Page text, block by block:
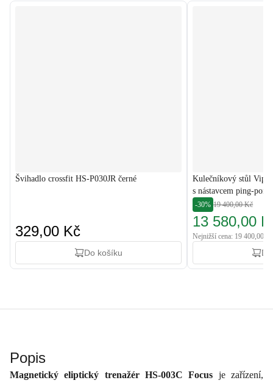
Švihadlo crossfit HS-P030JR černé
329,00 Kč
Do košíku
Kulečníkový stůl Vip
s nástavcem ping-
-30% 19 400,00 Kč
13 580,00
Nejnižší cena: 19 400,00
Popis
Magnetický eliptický trenažér HS-003C Focus je zařízení,